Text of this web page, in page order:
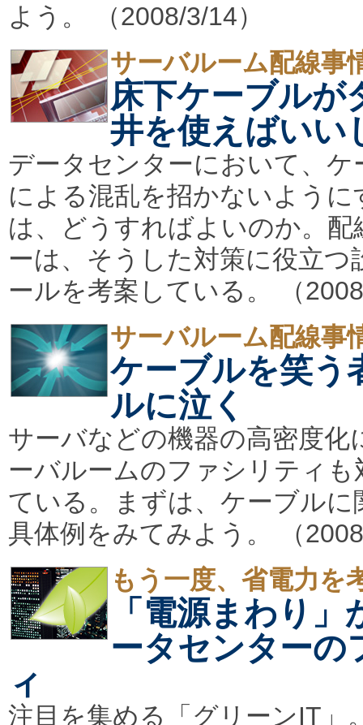
よう。 （2008/3/14）
サーバルーム配線事
床下ケーブルが
井を使えばいい
データセンターにおいて、ケ
による混乱を招かないように
は、どうすればよいのか。配
ーは、そうした対策に役立つ
ールを考案している。 （
サーバルーム配線事
ケーブルを笑う
ルに泣く
サーバなどの機器の高密度化
ーバルームのファシリティも
ている。まずは、ケーブルに
具体例をみてみよう。 （
もう一度、省電力を
「電源まわり
ータセンターの
ィ
注目を集める「グリーンIT」